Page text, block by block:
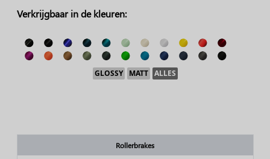
Verkrijgbaar in de kleuren:
GLOSSY MATT ALLES
Rollerbrakes